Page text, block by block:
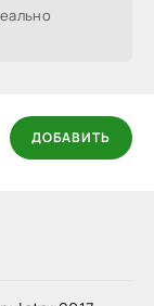
ДОБАВИТЬ